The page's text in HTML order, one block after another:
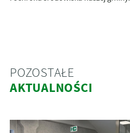
POZOSTAŁE
AKTUALNOŚCI